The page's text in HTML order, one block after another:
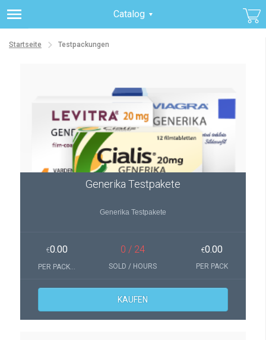
Catalog
Startseite Testpackungen
Generika Testpakete
Generika Testpakete
€0.00
PER PACKUNG(EN)
€0.00
PER PACK
0 / 24
SOLD / HOURS
KAUFEN